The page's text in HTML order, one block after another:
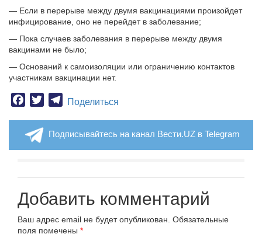
— Если в перерыве между двумя вакцинациями произойдет
инфицирование, оно не перейдет в заболевание;
— Пока случаев заболевания в перерыве между двумя
вакцинами не было;
— Оснований к самоизоляции или ограничению контактов
участникам вакцинации нет.
Facebook
TwitterTelegram
Поделиться
Подписывайтесь на канал Вести.UZ в Telegram
Добавить комментарий
Ваш адрес email не будет опубликован. Обязательные
поля помечены *